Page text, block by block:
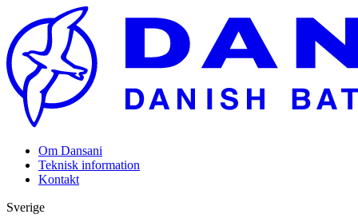
Om Dansani
Teknisk information
Kontakt
Sverige